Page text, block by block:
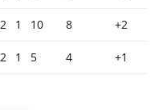
2 1 10 8 +2
2 1 5 4 +1